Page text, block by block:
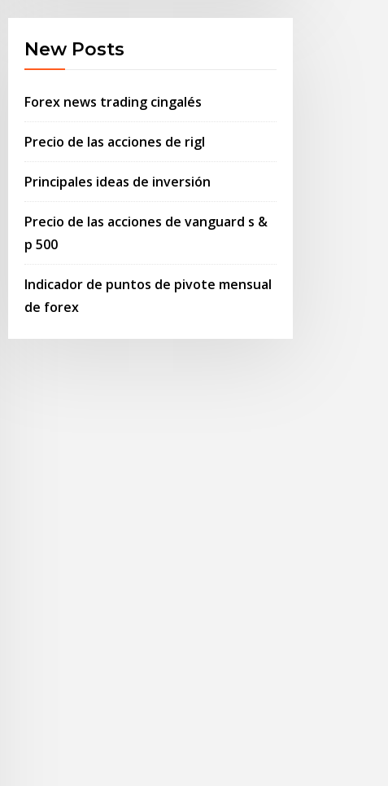
New Posts
Forex news trading cingalés
Precio de las acciones de rigl
Principales ideas de inversión
Precio de las acciones de vanguard s &
p 500
Indicador de puntos de pivote mensual
de forex